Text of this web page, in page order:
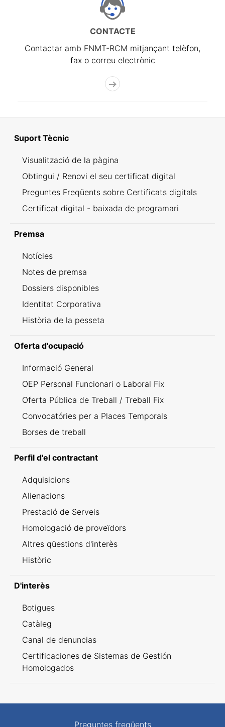
CONTACTE
Contactar amb FNMT-RCM mitjançant telèfon,
fax o correu electrònic
Suport Tècnic
Visualització de la pàgina
Obtingui / Renovi el seu certificat digital
Preguntes Freqüents sobre Certificats digitals
Certificat digital - baixada de programari
Premsa
Notícies
Notes de premsa
Dossiers disponibles
Identitat Corporativa
Història de la pesseta
Oferta d'ocupació
Informació General
OEP Personal Funcionari o Laboral Fix
Oferta Pública de Treball / Treball Fix
Convocatóries per a Places Temporals
Borses de treball
Perfil d'el contractant
Adquisicions
Alienacions
Prestació de Serveis
Homologació de proveïdors
Altres qüestions d'interès
Històric
D'interès
Botigues
Catàleg
Canal de denuncias
Certificaciones de Sistemas de Gestión
Homologados
Preguntes freqüents